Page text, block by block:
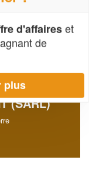
(SARL)
d'affaireset
de
plus